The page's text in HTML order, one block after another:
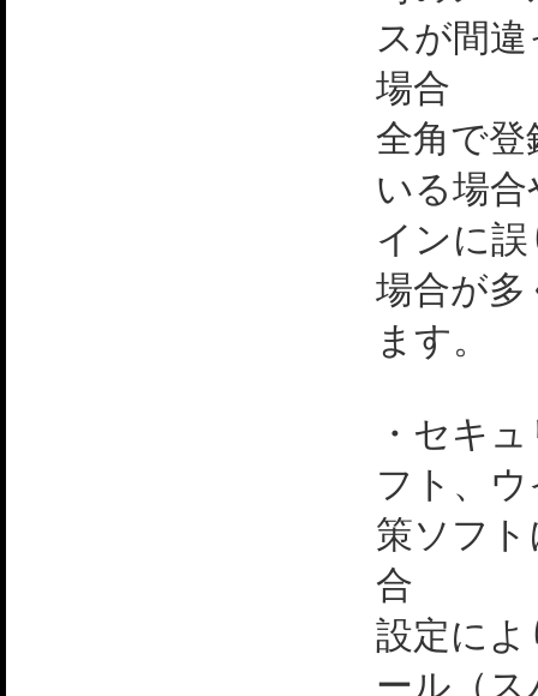
スが間
場合
全角で
いる場
インに
場合が
ます。
・セキ
フト、
策ソフ
合
設定に
ール（